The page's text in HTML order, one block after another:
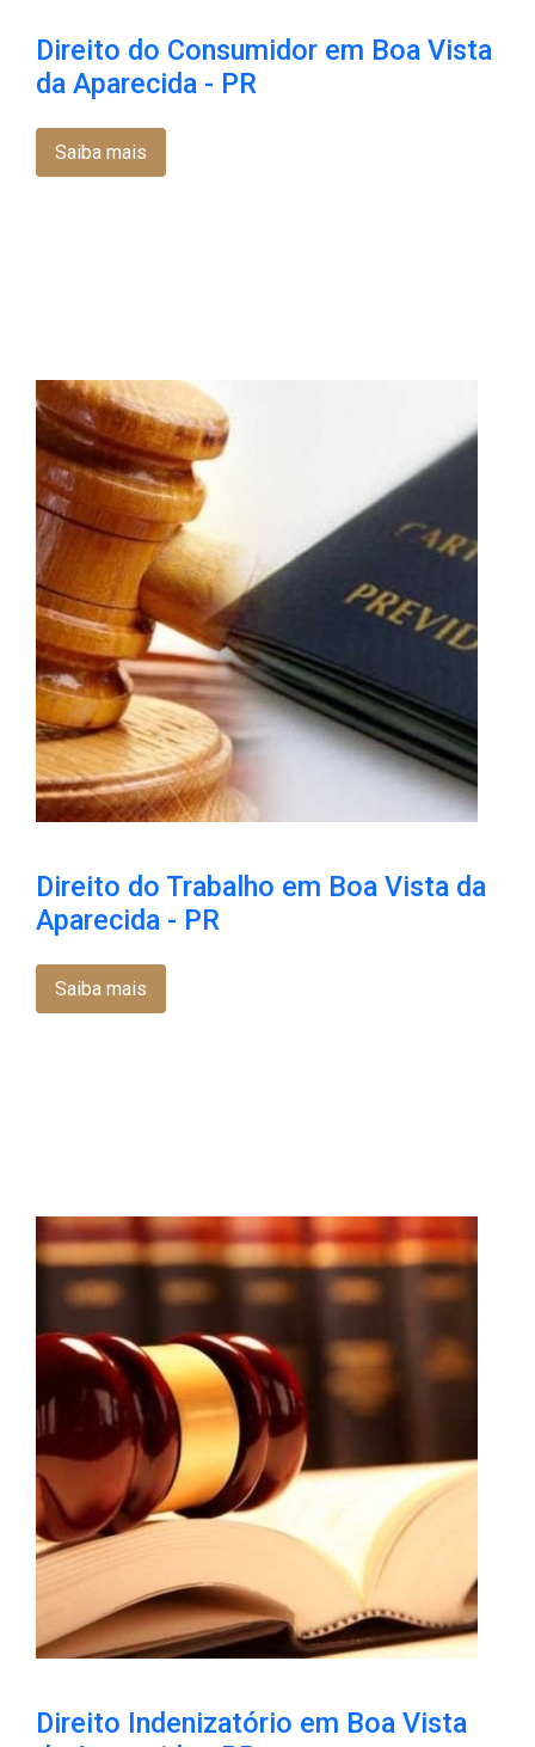
Direito do Consumidor em Boa Vista
da Aparecida - PR
Saiba mais
Direito do Trabalho em Boa Vista da
Aparecida - PR
Saiba mais
Direito Indenizatório em Boa Vista